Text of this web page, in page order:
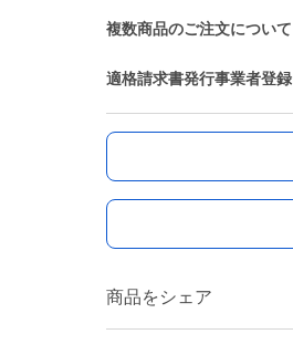
複数商品のご注文について
適格請求書発行事業者登録
商品をシェア